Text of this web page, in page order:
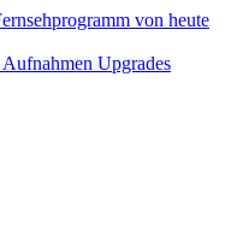
Aufnahmen Upgrades